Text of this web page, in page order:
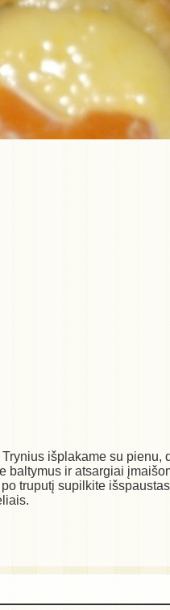
išplakame su
baltymus ir atsargiai
truputį supilkite